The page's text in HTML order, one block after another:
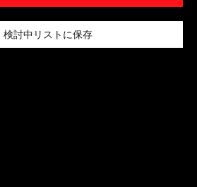
検討中リストに保存